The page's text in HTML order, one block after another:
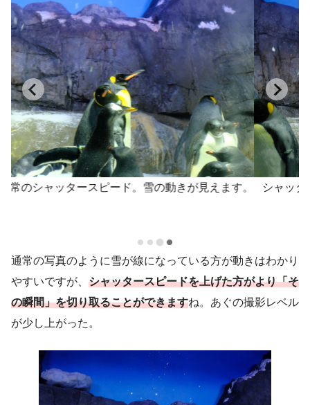
降ってくる雪が気持ちよさそう。
通常の写真のように雪が線になっている方が動きはわかり
やすいですが、 シャッタースピードを上げた方がより「そ
の瞬間」を切り取ることができますね。あぐの撮影レベル
が少し上がった。